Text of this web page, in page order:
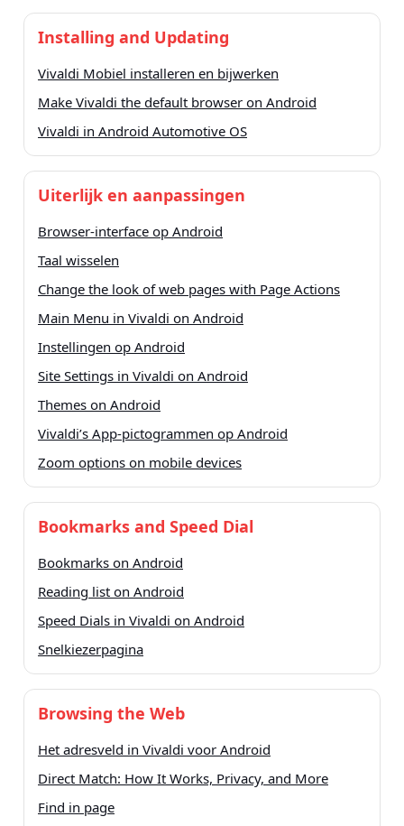
Installing and Updating
Vivaldi Mobiel installeren en bijwerken
Make Vivaldi the default browser on Android
Vivaldi in Android Automotive OS
Uiterlijk en aanpassingen
Browser-interface op Android
Taal wisselen
Change the look of web pages with Page Actions
Main Menu in Vivaldi on Android
Instellingen op Android
Site Settings in Vivaldi on Android
Themes on Android
Vivaldi’s App-pictogrammen op Android
Zoom options on mobile devices
Bookmarks and Speed Dial
Bookmarks on Android
Reading list on Android
Speed Dials in Vivaldi on Android
Snelkiezerpagina
Browsing the Web
Het adresveld in Vivaldi voor Android
Direct Match: How It Works, Privacy, and More
Find in page